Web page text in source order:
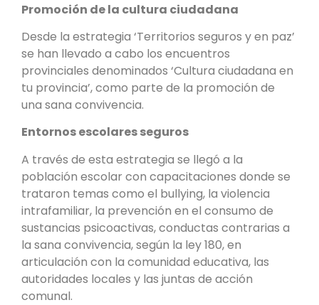
Promoción de la cultura ciudadana
Desde la estrategia ‘Territorios seguros y en paz’
se han llevado a cabo los encuentros
provinciales denominados ‘Cultura ciudadana en
tu provincia’, como parte de la promoción de
una sana convivencia.
Entornos escolares seguros
A través de esta estrategia se llegó a la
población escolar con capacitaciones donde se
trataron temas como el bullying, la violencia
intrafamiliar, la prevención en el consumo de
sustancias psicoactivas, conductas contrarias a
la sana convivencia, según la ley 180, en
articulación con la comunidad educativa, las
autoridades locales y las juntas de acción
comunal.